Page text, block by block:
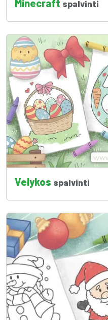
Minecraft spalvinti
Velykos spalvinti